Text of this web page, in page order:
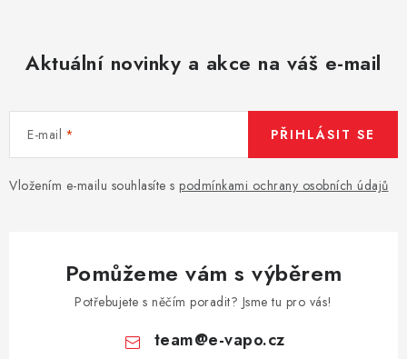
Aktuální novinky a akce na váš e-mail
E-mail
Vložením e-mailu souhlasíte s podmínkami ochrany osobních údajů
PŘIHLÁSIT SE
Pomůžeme vám s výběrem
Potřebujete s něčím poradit? Jsme tu pro vás!
team@e-vapo.cz